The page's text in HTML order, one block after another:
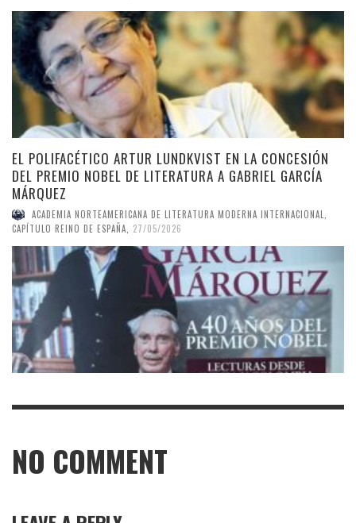
EL POLIFACÉTICO ARTUR LUNDKVIST EN LA CONCESIÓN
DEL PREMIO NOBEL DE LITERATURA A GABRIEL GARCÍA
MÁRQUEZ
ACADEMIA NORTEAMERICANA DE LITERATURA MODERNA INTERNACIONAL,
CAPÍTULO REINO DE ESPAÑA
27/05/2026
NO COMMENT